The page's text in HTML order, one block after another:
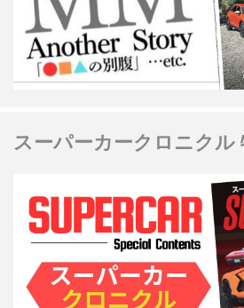
スーパーカークロニクル